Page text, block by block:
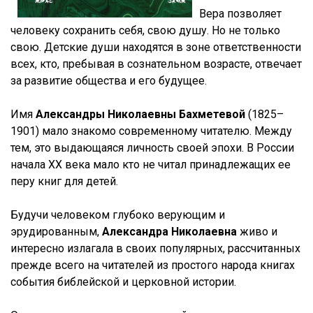
Вера позволяет
человеку сохранить себя, свою душу. Но не только
свою. Детские души находятся в зоне ответственности
всех, кто, пребывая в сознательном возрасте, отвечает
за развитие общества и его будущее.
Имя Александры Николаевны Бахметевой (1825–
1901) мало знакомо современному читателю. Между
тем, это выдающаяся личность своей эпохи. В России
начала XX века мало кто не читал принадлежащих ее
перу книг для детей.
Будучи человеком глубоко верующим и
эрудированным, Александра Николаевна живо и
интересно излагала в своих популярных, рассчитанных
прежде всего на читателей из простого народа книгах
события библейской и церковной истории.